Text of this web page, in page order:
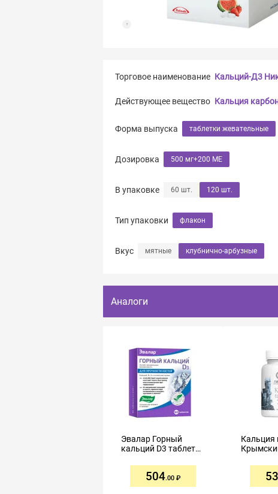
Торговое наименование Кальций-Д3
Действующее вещество Кальция
Форма выпуска таблетки жевательные
Дозировка 500 мг+200 МЕ
В упаковке 60 шт. 120 шт.
Тип упаковки флакон
Вкус мятные клубнично-арбузные
Аналоги
Эвалар Горный
кальций D3 таблетки
504.00
Кальция
селеном
0,5г №60